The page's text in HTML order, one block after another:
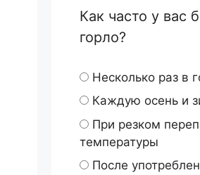
Как часто у вас
горло?
Несколько раз в
Каждую осень и
При резком
температуры
После